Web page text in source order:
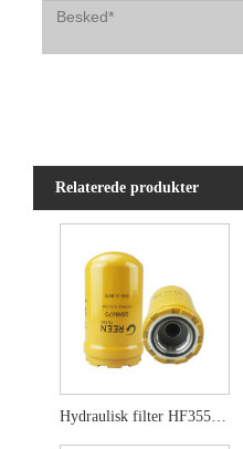
Relaterede produkter
Hydraulisk filter HF35519 5I-8670 5I-8670X